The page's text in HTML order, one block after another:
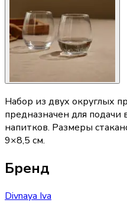
Набор из двух округлых
предназначен для подачи
напитков. Размеры
9×8,5 см.
Бренд
Divnaya Iva